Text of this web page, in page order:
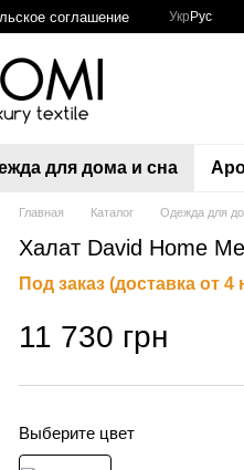
соглашение Укр Рус
для дома и сна
Главная Каталог Одежда для
Халат David Home
Под заказ (доставка от 4
11 730 грн
Выберите цвет